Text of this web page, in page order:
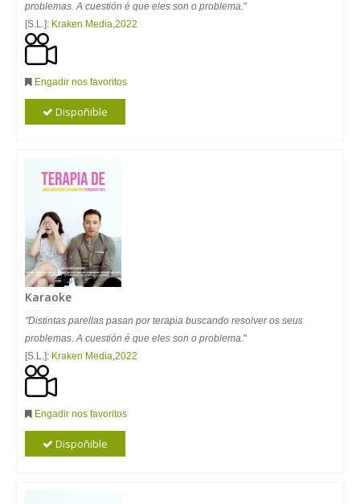
problemas. A cuestión é que eles son o problema."
[S.L.]: Kraken Media,2022
Engadir nos favoritos
Dispoñible
Karaoke
"Distintas parellas pasan por terapia buscando resolver os seus
problemas. A cuestión é que eles son o problema."
[S.L.]: Kraken Media,2022
Engadir nos favoritos
Dispoñible